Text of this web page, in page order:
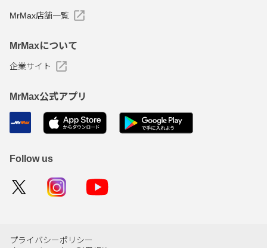
MrMax店舗一覧
MrMaxについて
企業サイト
MrMax公式アプリ
Follow us
プライバシーポリシー